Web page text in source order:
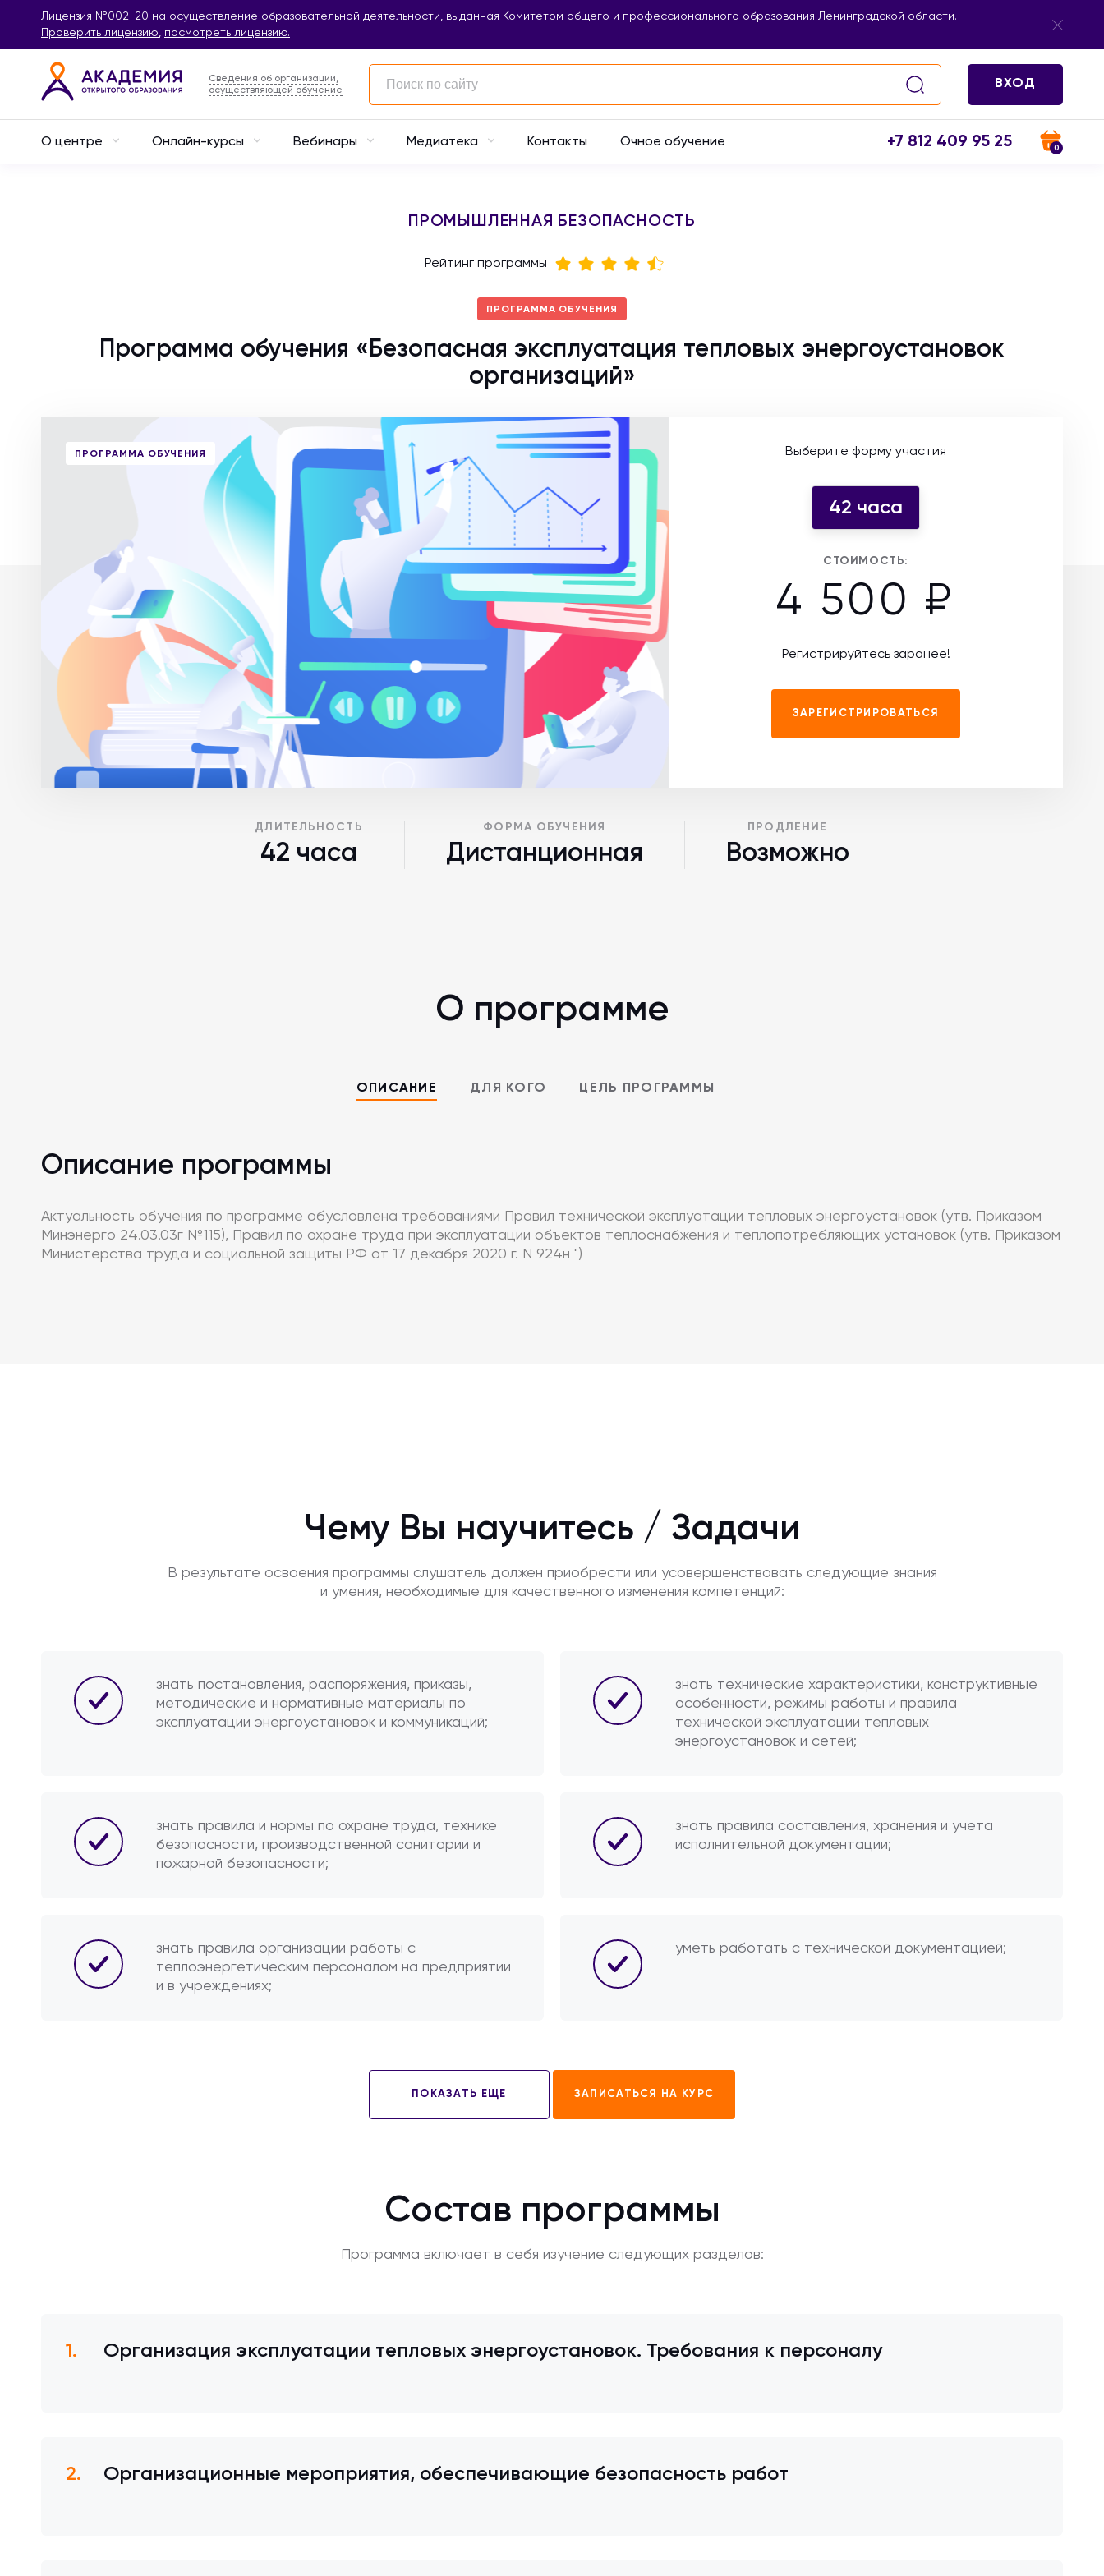
Лицензия №002-20 на осуществление образовательной деятельности, выданная Комитетом общего и профессионального образования Ленинградской области.
Проверить лицензию, посмотреть лицензию.
Сведения об организации,
осуществляющей обучение
ВХОД
О центре Онлайн-курсы Вебинары Медиатека Контакты Очное обучение +7 812 409 95 25 0
ПРОМЫШЛЕННАЯ БЕЗОПАСНОСТЬ
Рейтинг программы
ПРОГРАММА ОБУЧЕНИЯ
Программа обучения «Безопасная эксплуатация тепловых энергоустановок
организаций»
ПРОГРАММА ОБУЧЕНИЯ Выберите форму участия
42 часа
СТОИМОСТЬ:
4 500 ₽
Регистрируйтесь заранее!
ЗАРЕГИСТРИРОВАТЬСЯ
ДЛИТЕЛЬНОСТЬ
42 часа
ФОРМА ОБУЧЕНИЯ
Дистанционная
ПРОДЛЕНИЕ
Возможно
О программе
ОПИСАНИЕ ДЛЯ КОГО ЦЕЛЬ ПРОГРАММЫ
Описание программы
Актуальность обучения по программе обусловлена требованиями Правил технической эксплуатации тепловых энергоустановок (утв. Приказом
Минэнерго 24.03.03г №115), Правил по охране труда при эксплуатации объектов теплоснабжения и теплопотребляющих установок (утв. Приказом
Министерства труда и социальной защиты РФ от 17 декабря 2020 г. N 924н ")
Чему Вы научитесь / Задачи
В результате освоения программы слушатель должен приобрести или усовершенствовать следующие знания
и умения, необходимые для качественного изменения компетенций:
знать постановления, распоряжения, приказы,
методические и нормативные материалы по
эксплуатации энергоустановок и коммуникаций;
знать технические характеристики, конструктивные
особенности, режимы работы и правила
технической эксплуатации тепловых
энергоустановок и сетей;
знать правила и нормы по охране труда, технике
безопасности, производственной санитарии и
пожарной безопасности;
знать правила составления, хранения и учета
исполнительной документации;
знать правила организации работы с
теплоэнергетическим персоналом на предприятии
и в учреждениях;
уметь работать с технической документацией;
ПОКАЗАТЬ ЕЩЕ ЗАПИСАТЬСЯ НА КУРС
Состав программы
Программа включает в себя изучение следующих разделов:
Организация эксплуатации тепловых энергоустановок. Требования к персоналу
Организационные мероприятия, обеспечивающие безопасность работ